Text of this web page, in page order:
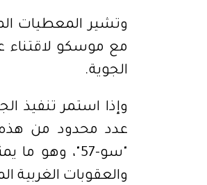
وتشير المعطيات
مع موسكو لاقتناء
الجوية.
وإذا استمر تنفيذ
عدد محدود من هذه
"سو-57"،
والعقوبات الغربية